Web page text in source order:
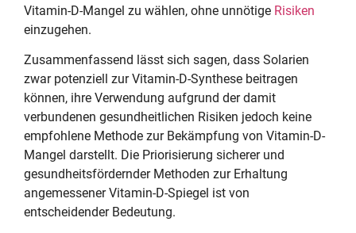
Vitamin-D-Mangel zu wählen, ohne unnötige Risiken
einzugehen.
Zusammenfassend lässt sich sagen, dass Solarien
zwar potenziell zur Vitamin-D-Synthese beitragen
können, ihre Verwendung aufgrund der damit
verbundenen gesundheitlichen Risiken jedoch keine
empfohlene Methode zur Bekämpfung von Vitamin-D-
Mangel darstellt. Die Priorisierung sicherer und
gesundheitsfördernder Methoden zur Erhaltung
angemessener Vitamin-D-Spiegel ist von
entscheidender Bedeutung.